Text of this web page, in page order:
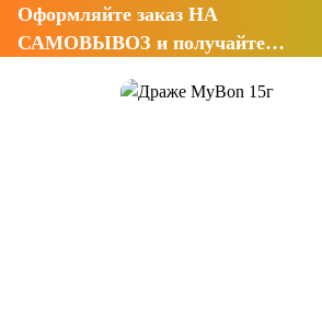
Оформляйте заказ НА
САМОВЫВОЗ и получайте